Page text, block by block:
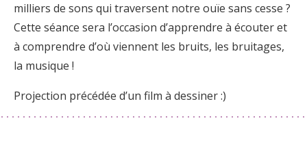
milliers de sons qui traversent notre ouïe sans cesse ?
Cette séance sera l’occasion d’apprendre à écouter et
à comprendre d’où viennent les bruits, les bruitages,
la musique !
Projection précédée d’un film à dessiner :)